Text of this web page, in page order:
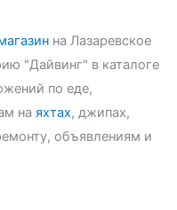
на Лазаревское
"Дайвинг" в каталоге
по еде,
на яхтах, джипах,
объявлениям и